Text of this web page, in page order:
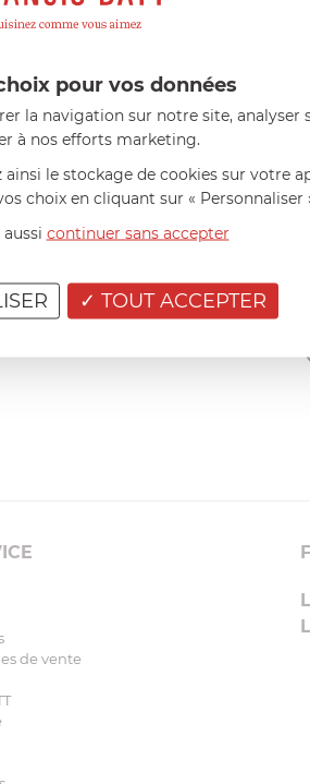
Florence 63 ansle 23/06/2026 à
Couteau complet avec lame, joint
pour le robot cuiseur Cook Expert
«Je suis satisfaite du couteau
fait. La livraison a été très rapide.
de vente
pour vos données
la navigation sur notre site, analyser
à nos efforts marketing.
le stockage de cookies sur votre
choix en cliquant sur « Personnaliser
continuer sans accepter
TOUT ACCEPTER